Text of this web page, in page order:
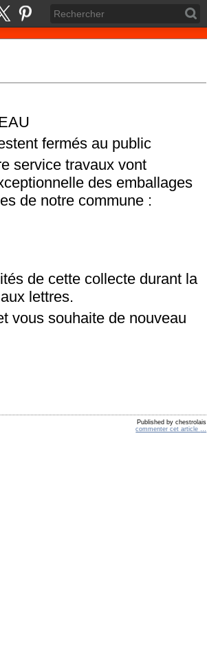
fermés au public
service travaux vont
des emballages
de notre commune :
de cette collecte durant la
lettres.
vous souhaite de nouveau
Published by chestrolais
commenter cet article